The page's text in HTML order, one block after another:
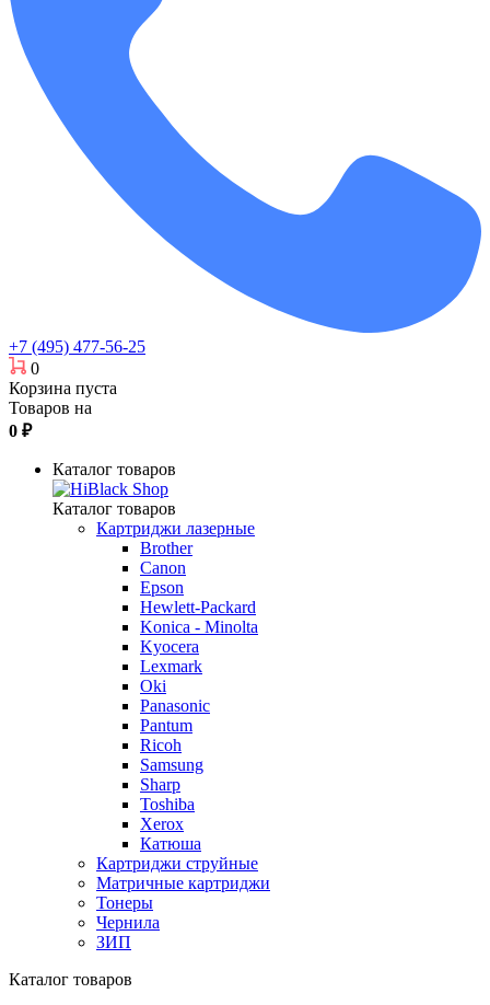
+7 (495) 477-56-25
0
Корзина пуста
Товаров на
0 ₽
Каталог товаров
Каталог товаров
Картриджи лазерные
Brother
Canon
Epson
Hewlett-Packard
Konica - Minolta
Kyocera
Lexmark
Oki
Panasonic
Pantum
Ricoh
Samsung
Sharp
Toshiba
Xerox
Катюша
Картриджи струйные
Матричные картриджи
Тонеры
Чернила
ЗИП
Каталог товаров